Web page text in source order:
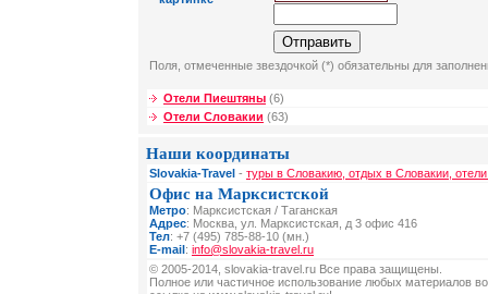
Поля, отмеченные звездочкой (*) обязательны для
Отели Пиештяны (6)
Отели Словакии (63)
Наши координаты
Slovakia-Travel - туры в Словакию, отдых в Словакии,
Офис на Марксистской
Метро: Марксистская / Таганская
Адрес: Москва, ул. Марксистская, д 3 офис 416
Тел: +7 (495) 785-88-10 (мн.)
E-mail: info@slovakia-travel.ru
© 2005-2014, slovakia-travel.ru Все права защищены.
Полное или частичное использование любых материалов